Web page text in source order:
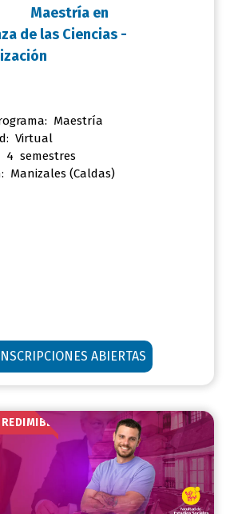
Maestría en
de las Ciencias -
Maestría
Virtual
4 semestres
Manizales (Caldas)
ABIERTAS